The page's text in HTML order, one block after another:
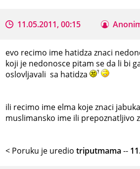
11.05.2011, 00:15
evo recimo ime hatidza znaci
koji je nedonosce pitam se da li bi
oslovljavali sa hatidza
ili recimo ime elma koje znaci
muslimansko ime ili prepoznatljivo
< Poruku je urediotriputmama --